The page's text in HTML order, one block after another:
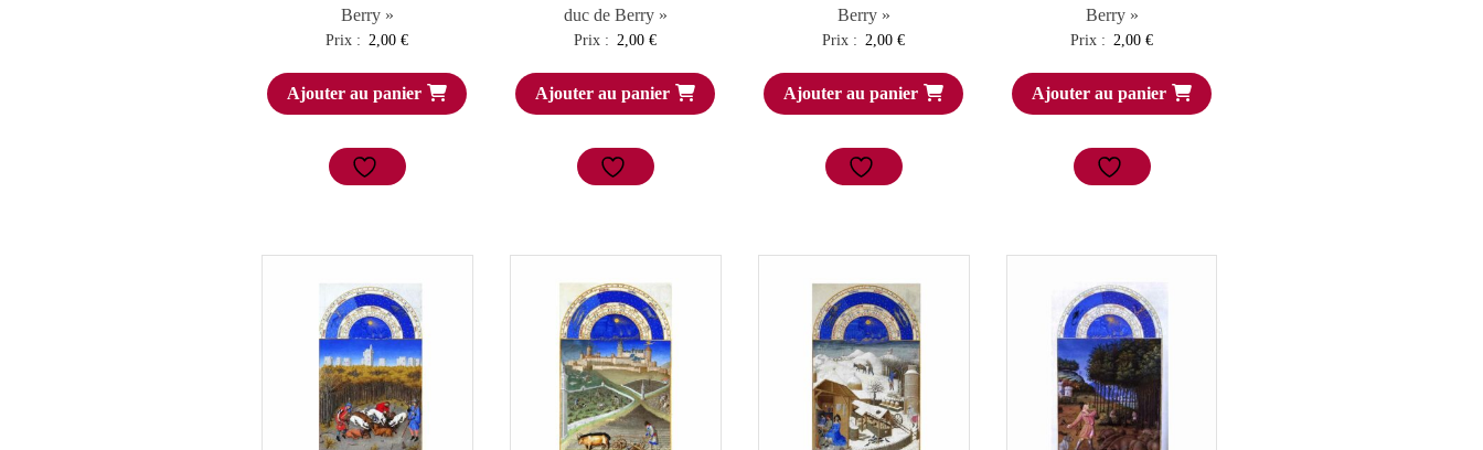
Berry »
Prix : 2,00€
Ajouter au panier
duc de Berry »
Prix : 2,00€
Ajouter au panier
Berry »
Prix : 2,00€
Ajouter au panier
Berry »
Prix : 2,00€
Ajouter au panier